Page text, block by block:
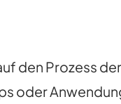
den Prozess
oder